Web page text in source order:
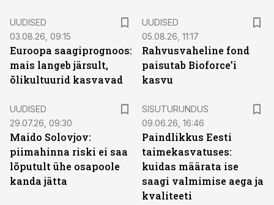
UUDISED
03.08.26, 09:15
Euroopa saagiprognoos:
mais langeb järsult,
õlikultuurid kasvavad
UUDISED
05.08.26, 11:17
Rahvusvaheline fond
paisutab Bioforce’i
kasvu
UUDISED
29.07.26, 09:30
Maido Solovjov:
piimahinna riski ei saa
lõputult ühe osapoole
kanda jätta
SISUTURUNDUS
09.06.26, 16:46
Paindlikkus Eesti
taimekasvatuses:
kuidas määrata ise
saagi valmimise aega ja
kvaliteeti